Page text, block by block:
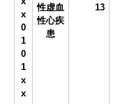
x
0
1
0
1
x
x
性虚血
性心疾
患
13